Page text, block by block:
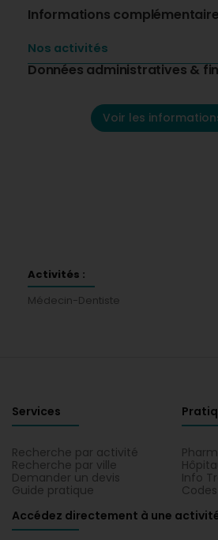
Informations
Nos activités
Données administratives &
Voir les
Activités :
Médecin-Dentiste
Services
Recherche par activité
Recherche par ville
Demander un devis
Guide pratique
Info
Accédez directement à une